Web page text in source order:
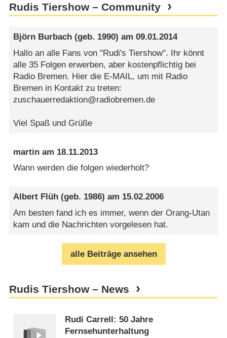
Rudis Tiershow – Community
Björn Burbach (geb. 1990) am09.01.2014
Hallo an alle Fans von "Rudi's Tiershow". Ihr könnt
alle 35 Folgen erwerben, aber kostenpflichtig bei
Radio Bremen. Hier die E-MAIL, um mit Radio
Bremen in Kontakt zu treten:
zuschauerredaktion@radiobremen.de
Viel Spaß und Grüße
martin am 18.11.2013
Wann werden die folgen wiederholt?
Albert Flüh (geb. 1986) am 15.02.2006
Am besten fand ich es immer, wenn der Orang-Utan
kam und die Nachrichten vorgelesen hat.
alle Beiträge ansehen
Rudis Tiershow – News
Rudi Carrell: 50 Jahre
Fernsehunterhaltung